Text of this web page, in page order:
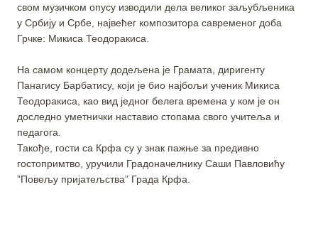
свом музичком опусу изводили дела великог заљубљеника
у Србију и Србе, највећег композитора савременог доба
Грчке: Микиса Теодоракиса.
На самом концерту додељена је Грамата, диригенту
Панагису Барбатису, који је био најбољи ученик Микиса
Теодоракиса, као вид једног белега времена у ком је он
доследно уметнички наставио стопама свого учитеља и
педагога.
Такође, гости са Крфа су у знак пажње за предивно
гостопримтво, уручили Градоначелнику Саши Павловићу
”Повељу пријатељства” Града Крфа.